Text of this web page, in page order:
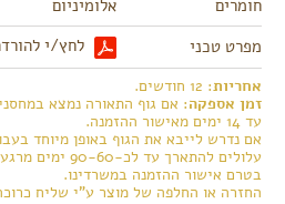
חומרים
אלומיניום
מפרט טכני
לחץ/י
אחריות: 12 חודשים.
זמן אספקה: אם גוף התאורה נמצא
עד 14 ימים מאישור ההזמנה.
אם נדרש לייבא את הגוף באופן מיוחד
עלולים להתארך
בטרם אישור ההזמנה במשרדינו.
החזרה או החלפה של מוצר ע"י שליח